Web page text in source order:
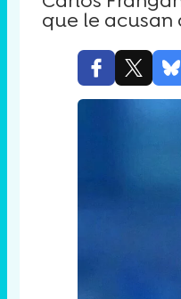
que le acusan